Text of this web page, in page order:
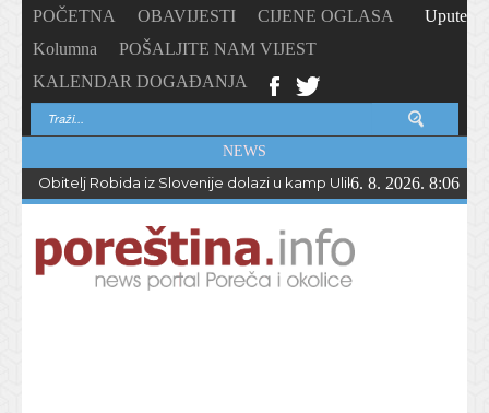
POČETNA OBAVIJESTI
CIJENE OGLASA
Kolumna
POŠALJITE NAM VIJEST
KALENDAR DOGAĐANJA
Upute
NEWS
Obitelj Robida iz Slovenije dolazi u kamp Ulika već 50 godina !
6. 8. 2026. 8:06